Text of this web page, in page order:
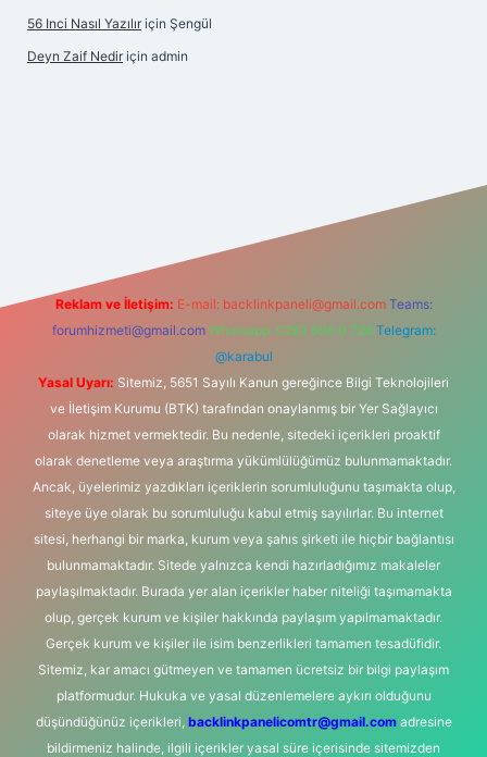
56 Inci Nasıl Yazılır için Şengül
Deyn Zaif Nedir için admin
Reklam ve İletişim: E-mail: backlinkpaneli@gmail.com Teams:
forumhizmeti@gmail.com Whatsapp: 0262 606 0 726 Telegram:
@karabul
Yasal Uyarı: Sitemiz, 5651 Sayılı Kanun gereğince Bilgi Teknolojileri
ve İletişim Kurumu (BTK) tarafından onaylanmış bir Yer Sağlayıcı
olarak hizmet vermektedir. Bu nedenle, sitedeki içerikleri proaktif
olarak denetleme veya araştırma yükümlülüğümüz bulunmamaktadır.
Ancak, üyelerimiz yazdıkları içeriklerin sorumluluğunu taşımakta olup,
siteye üye olarak bu sorumluluğu kabul etmiş sayılırlar. Bu internet
sitesi, herhangi bir marka, kurum veya şahıs şirketi ile hiçbir bağlantısı
bulunmamaktadır. Sitede yalnızca kendi hazırladığımız makaleler
paylaşılmaktadır. Burada yer alan içerikler haber niteliği taşımamakta
olup, gerçek kurum ve kişiler hakkında paylaşım yapılmamaktadır.
Gerçek kurum ve kişiler ile isim benzerlikleri tamamen tesadüfidir.
Sitemiz, kar amacı gütmeyen ve tamamen ücretsiz bir bilgi paylaşım
platformudur. Hukuka ve yasal düzenlemelere aykırı olduğunu
düşündüğünüz içerikleri, backlinkpanelicomtr@gmail.comadresine
bildirmeniz halinde, ilgili içerikler yasal süre içerisinde sitemizden